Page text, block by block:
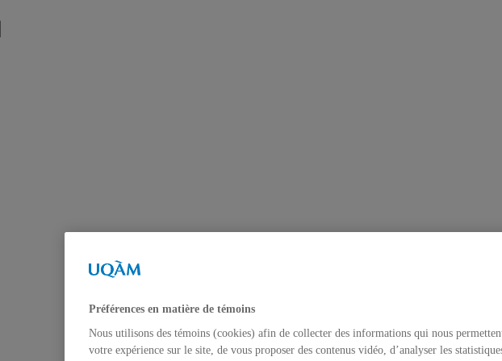
Préférences en matière de témoins
Nous utilisons des témoins (cookies) afin de collecter des informations qui nous
votre expérience sur le site, de vous proposer des contenus vidéo, d’analyser les